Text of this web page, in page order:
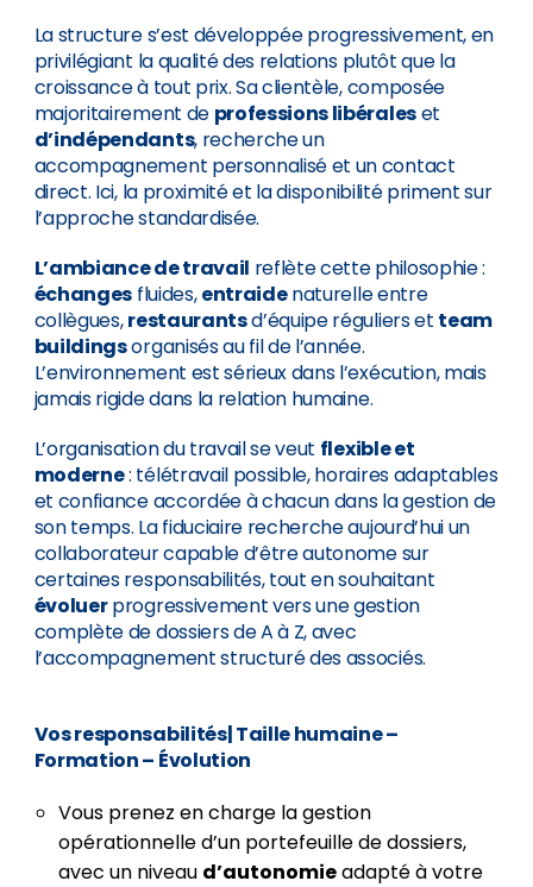
La structure s’est développée progressivement, en
privilégiant la qualité des relations plutôt que la
croissance à tout prix. Sa clientèle, composée
majoritairement de professions libéraleset
d’indépendants, recherche un
accompagnement personnalisé et un contact
direct. Ici, la proximité et la disponibilité priment sur
l’approche standardisée.
L’ambiance de travail reflète cette philosophie :
échanges fluides,entraidenaturelle entre
collègues,restaurantsd’équipe réguliers et team
buildingsorganisés au fil de l’année.
L’environnement est sérieux dans l’exécution, mais
jamais rigide dans la relation humaine.
L’organisation du travail se veut flexible et
moderne: télétravail possible, horaires adaptables
et confiance accordée à chacun dans la gestion de
son temps. La fiduciaire recherche aujourd’hui un
collaborateur capable d’être autonome sur
certaines responsabilités, tout en souhaitant
évoluerprogressivement vers une gestion
complète de dossiers de A à Z, avec
l’accompagnement structuré des associés.
Vos responsabilités| Taille humaine –
Formation – Évolution
Vous prenez en charge la gestion
opérationnelle d’un portefeuille de dossiers,
avec un niveau d’autonomieadapté à votre